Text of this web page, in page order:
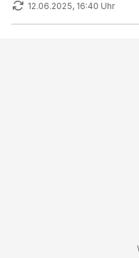
12.06.2025, 16:40 Uhr